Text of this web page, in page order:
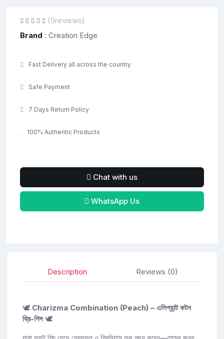
(0reviews)
Brand : Creation Edge
Fast Delivery all across the country
Safe Payment
7 Days Return Policy
100% Authentic Products
Chat with us
WhatsApp Us
Description Reviews (0)
🕊 Charizma Combination (Peach) – এলিগ্যান্ট কটন
থ্রি-পিস🕊